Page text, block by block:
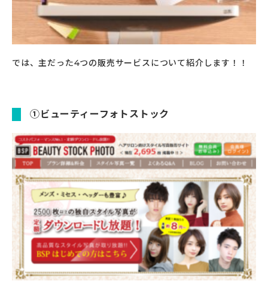
では、主だった4つの販売サービスについて紹介します！！
①ビューティーフォトストック